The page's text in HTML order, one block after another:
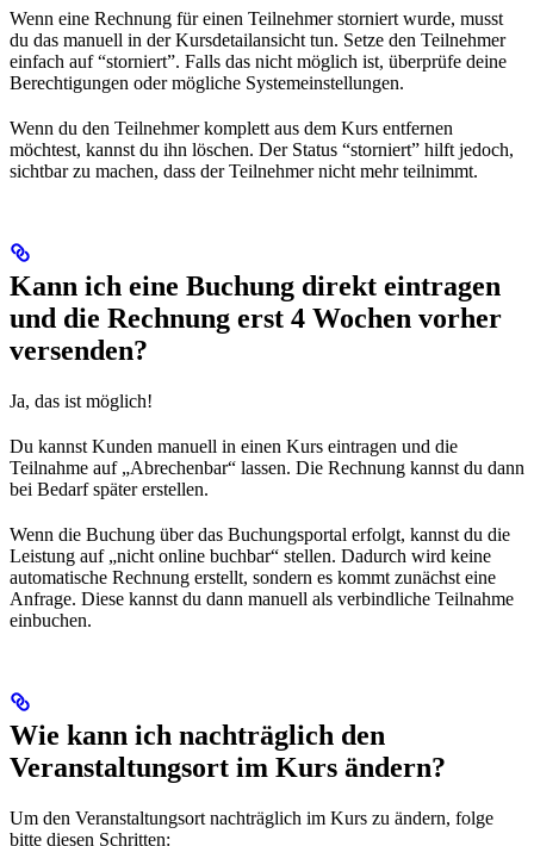
Wenn eine Rechnung für einen Teilnehmer storniert wurde, musst
du das manuell in der Kursdetailansicht tun. Setze den Teilnehmer
einfach auf “storniert”. Falls das nicht möglich ist, überprüfe deine
Berechtigungen oder mögliche Systemeinstellungen.
Wenn du den Teilnehmer komplett aus dem Kurs entfernen
möchtest, kannst du ihn löschen. Der Status “storniert” hilft jedoch,
sichtbar zu machen, dass der Teilnehmer nicht mehr teilnimmt.
Kann ich eine Buchung direkt eintragen
und die Rechnung erst 4 Wochen vorher
versenden?
Ja, das ist möglich!
Du kannst Kunden manuell in einen Kurs eintragen und die
Teilnahme auf „Abrechenbar“ lassen. Die Rechnung kannst du dann
bei Bedarf später erstellen.
Wenn die Buchung über das Buchungsportal erfolgt, kannst du die
Leistung auf „nicht online buchbar“ stellen. Dadurch wird keine
automatische Rechnung erstellt, sondern es kommt zunächst eine
Anfrage. Diese kannst du dann manuell als verbindliche Teilnahme
einbuchen.
Wie kann ich nachträglich den
Veranstaltungsort im Kurs ändern?
Um den Veranstaltungsort nachträglich im Kurs zu ändern, folge
bitte diesen Schritten: